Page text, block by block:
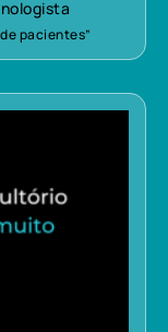
pacientes”